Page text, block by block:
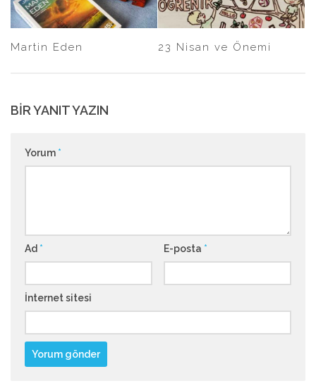
Martin Eden 23 Nisan ve Önemi
BIR YANIT YAZIN
Yorum *
Ad * E-posta *
İnternet sitesi